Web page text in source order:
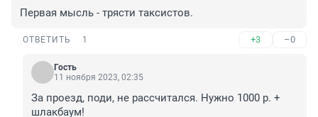
Первая мысль - трясти таксистов.
ОТВЕТИТЬ 1 +3 –0
Гость
11 ноября 2023, 02:35
За проезд, поди, не рассчитался. Нужно 1000 р. +
шлакбаум!